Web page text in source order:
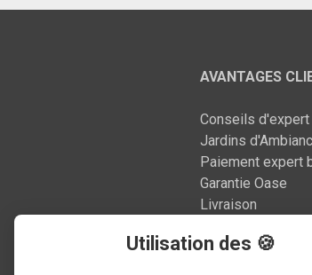
AVANTAGES
Conseils d'expert
Jardins
Paiement expert
Garantie Oase
Livraison
Nos Réalisations
Utilisation des 🍪